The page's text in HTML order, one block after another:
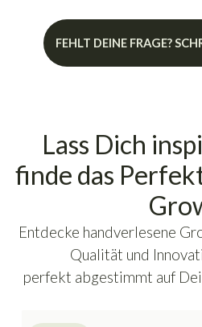
FEHLT DEINE FRAGE?
Lass Dich
finde das
Entdecke handverlesene
Qualität und
perfekt abgestimmt auf